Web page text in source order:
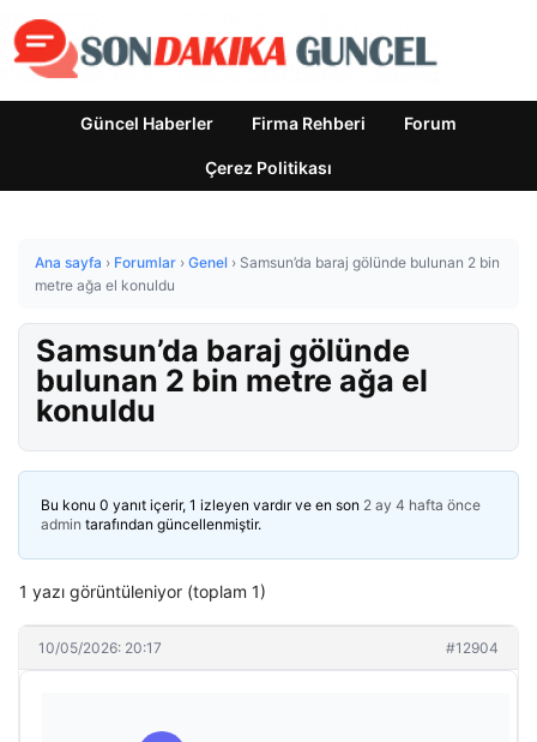
Güncel Haberler Firma Rehberi Forum
Çerez Politikası
Ana sayfa › Forumlar › Genel › Samsun’da baraj gölünde bulunan 2 bin
metre ağa el konuldu
Samsun’da baraj gölünde
bulunan 2 bin metre ağa el
konuldu
Bu konu 0 yanıt içerir, 1 izleyen vardır ve en son 2 ay 4 hafta önce
admin tarafından güncellenmiştir.
1 yazı görüntüleniyor (toplam 1)
10/05/2026: 20:17 #12904